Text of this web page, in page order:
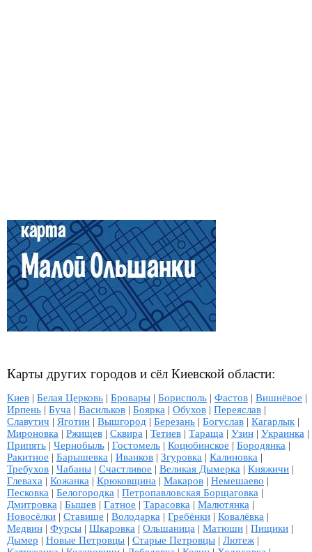
Карты других городов и сёл Киевской области:
Киев | Белая Церковь | Бровары | Борисполь | Фастов | Вишнёвое |
Ирпень | Буча | Васильков | Боярка | Обухов | Переяслав |
Славутич | Яготин | Вышгород | Березань | Богуслав | Кагарлык|
Мироновка | Ржищев | Сквира | Тетиев | Тараща | Узин | Украинка |
Припять | Чернобыль | Гостомель | Коцюбинское | Бородянка |
Ракитное | Барышевка | Иванков | Згуровка | Калиновка |
Требухов | Чабаны | Счастливое | Великая Дымерка | Княжичи |
Глеваха | Кожанка | Крюковщина | Макаров | Немешаево |
Песковка | Белогородка | Петропавловская Борщаговка |
Дмитровка | Бышев | Гатное | Тарасовка | Малютянка |
Новосёлки | Ставище | Володарка | Гребёнки | Ковалёвка |
Медвин | Фурсы | Шкаровка | Ольшаница | Матюши | Пищики |
Дымер | Новые Петровцы | Старые Петровцы | Лютеж|